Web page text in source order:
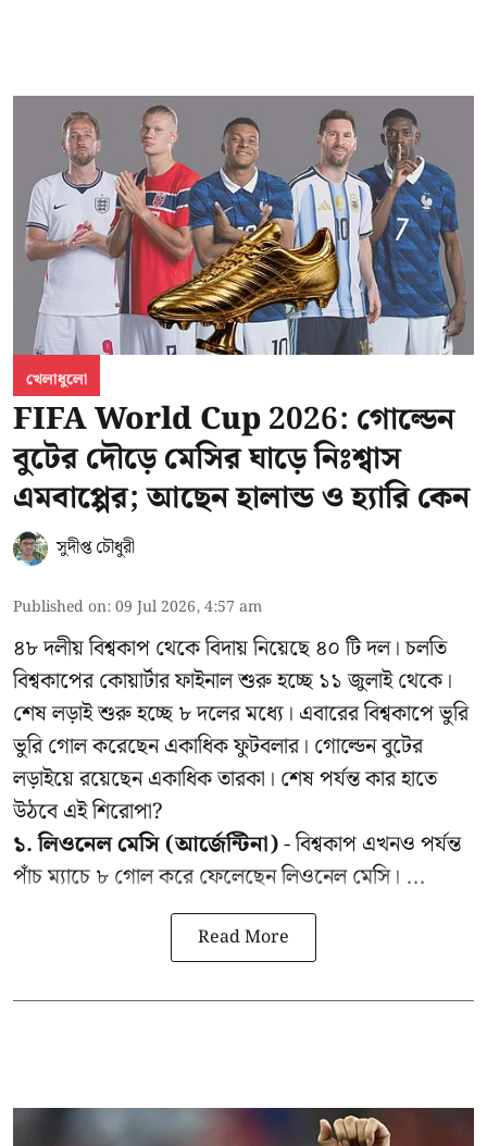
খেলাধুলো
FIFA World Cup 2026: গোল্ডেন
বুটের দৌড়ে মেসির ঘাড়ে নিঃশ্বাস
এমবাপ্পের; আছেন হালান্ড ও হ্যারি কেন
সুদীপ্ত চৌধুরী
Published on:09 Jul 2026, 4:57 am
৪৮ দলীয় বিশ্বকাপ থেকে বিদায় নিয়েছে ৪০ টি দল। চলতি
বিশ্বকাপের কোয়ার্টার ফাইনাল শুরু হচ্ছে ১১ জুলাই থেকে।
শেষ লড়াই শুরু হচ্ছে ৮ দলের মধ্যে। এবারের বিশ্বকাপে ভুরি
ভুরি গোল করেছেন একাধিক ফুটবলার। গোল্ডেন বুটের
লড়াইয়ে রয়েছেন একাধিক তারকা। শেষ পর্যন্ত কার হাতে
উঠবে এই শিরোপা?
১. লিওনেল মেসি (আর্জেন্টিনা)- বিশ্বকাপ এখনও পর্যন্ত
পাঁচ ম্যাচে ৮ গোল করে ফেলেছেন লিওনেল মেসি। ...
Read More